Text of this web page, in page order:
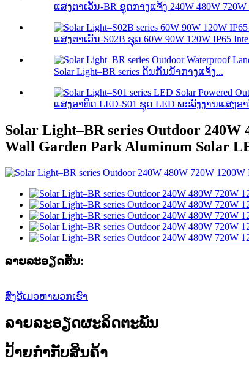
ແສງຕາເວັນ-BR ຊຸດກາງແຈ້ງ 240W 480W 720W
ແສງຕາເວັນ-S02B ຊຸດ 60W 90W 120W IP65
Solar Light–BR series ດິນກັນນ້ຳກາງແຈ້ງ...
ແສງອາທິດ LED-S01 ຊຸດ LED ພະລັງງານແສງອາ
Solar Light–BR series Outdoor
Wall Garden Park Aluminum Solar
ລາຍ​ລະ​ອຽດ​ສັ້ນ​:
ສົ່ງອີເມວຫາພວກເຮົາ
ລາຍລະອຽດຜະລິດຕະພັນ
ປ້າຍກຳກັບສິນຄ້າ